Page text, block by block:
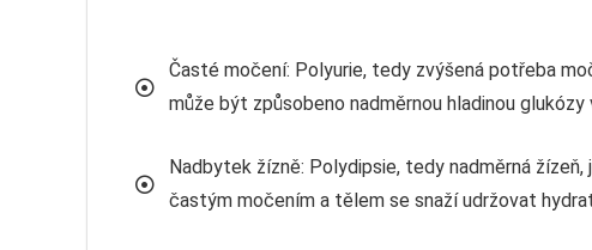
Časté močení: Polyurie, tedy zvýšená potřeba
může být způsobeno nadměrnou hladinou
Nadbytek žízně: Polydipsie, tedy nadměrná
častým močením a tělem se snaží udržovat